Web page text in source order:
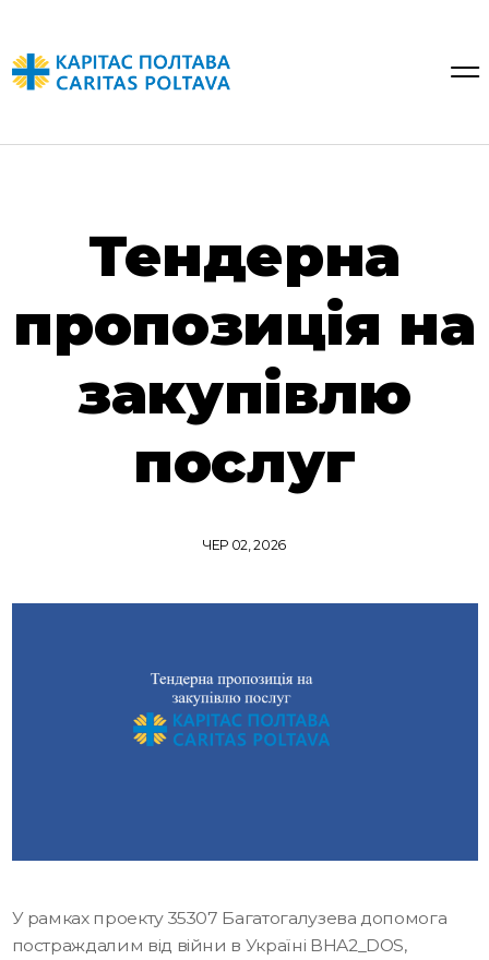
Тендерна
пропозиція на
закупівлю
послуг
ЧЕР 02, 2026
У рамках проекту 35307 Багатогалузева допомога
постраждалим від війни в Україні BHA2_DOS,